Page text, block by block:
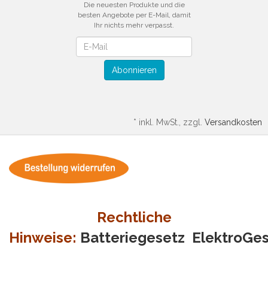
Die neuesten Produkte und die
besten Angebote per E-Mail, damit
Ihr nichts mehr verpasst.
Abonnieren
* inkl. MwSt., zzgl. Versandkosten
Rechtliche
Hinweise: Batteriegesetz